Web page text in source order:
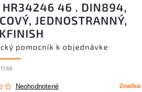
HR34246 46 . DIN894,
JEDNOSTRANNÝ,
pomocník k objednávke
Neohodnotené Značka: